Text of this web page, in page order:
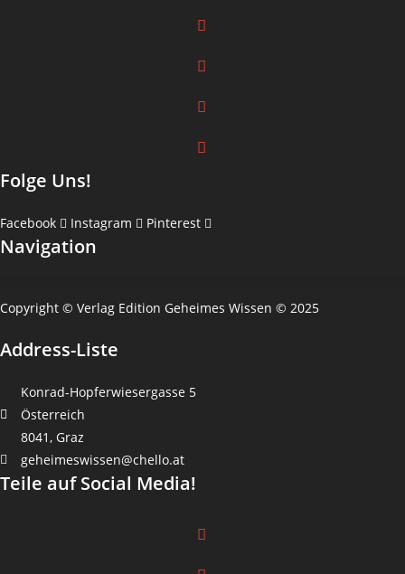
Folge Uns!
Facebook Instagram Pinterest
Navigation
Copyright © Verlag Edition Geheimes Wissen © 2025
Address-Liste
Konrad-Hopferwiesergasse 5
Österreich
8041, Graz
geheimeswissen@chello.at
Teile auf Social Media!